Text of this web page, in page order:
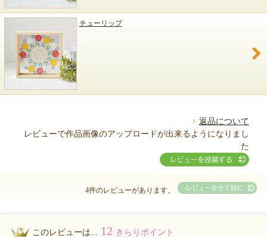
チューリップ
返品について
レビューで作品画像のアップロードが出来るようになりまし
た
4件のレビューがあります。
このレビューは... 12 きらりポイント